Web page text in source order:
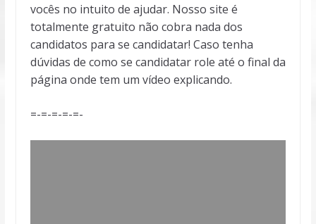
vocês no intuito de ajudar. Nosso site é
totalmente gratuito não cobra nada dos
candidatos para se candidatar! Caso tenha
dúvidas de como se candidatar role até o final da
página onde tem um vídeo explicando.
=-=-=-=-=-